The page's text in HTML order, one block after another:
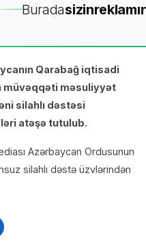
Buradasizin
Qarabağ iqtisadi
müvəqqəti məsuliyyət
silahlı dəstəsi
atəşə tutulub.
Azərbaycan Ordusunun
silahlı dəstə üzvlərindən